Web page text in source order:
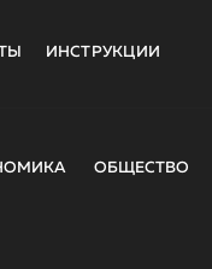
ИНСТРУКЦИИ
ОБЩЕСТВО